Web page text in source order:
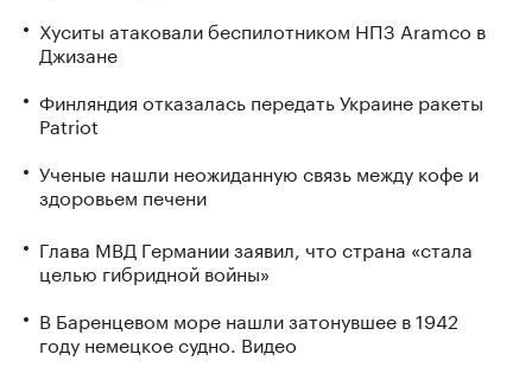
Хуситы атаковали беспилотником НПЗ Aramco в
Джизане
Финляндия отказалась передать Украине ракеты
Patriot
Ученые нашли неожиданную связь между кофе и
здоровьем печени
Глава МВД Германии заявил, что страна «стала
целью гибридной войны»
В Баренцевом море нашли затонувшее в 1942
году немецкое судно. Видео